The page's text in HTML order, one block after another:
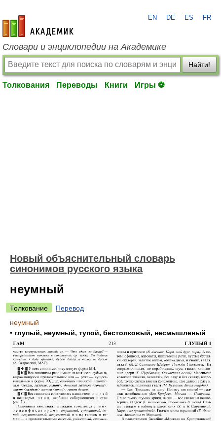
academic.ru
EN DE ES FR
Словари и энциклопедии на Академике
Найти!
Толкования Переводы Книги Игры ⚽
Новый объяснительный словарь
синонимов русского языка
неумный
Толкование
Перевод
неумный
• глупый, неумный, тупой, бестолковый, несмышленый